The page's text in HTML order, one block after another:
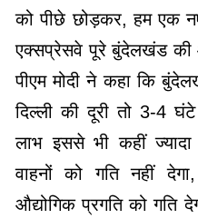
को पीछे छोड़कर, हम एक
एक्सप्रेसवे पूरे बुंदेलखंड की
पीएम मोदी ने कहा कि
दिल्ली की दूरी तो 3-4
लाभ इससे भी कहीं
वाहनों को गति नहीं
औद्योगिक प्रगति को गति